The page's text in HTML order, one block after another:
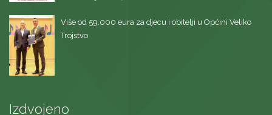
Više od 59.000 eura za djecu i obitelji u Općini Veliko
Trojstvo
Izdvojeno